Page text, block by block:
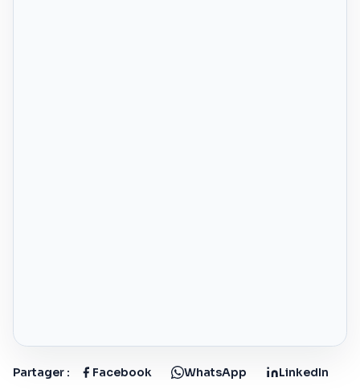
Partager : Facebook WhatsApp
LinkedIn